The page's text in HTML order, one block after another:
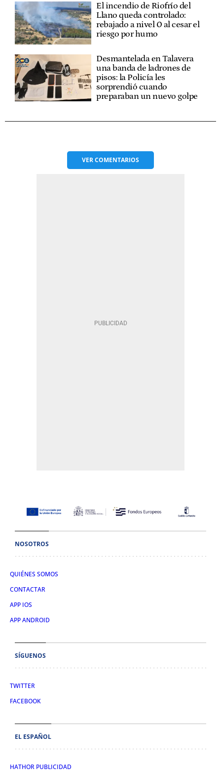
El incendio de Riofrío del
Llano queda controlado:
rebajado a nivel 0 al cesar el
riesgo por humo
Desmantelada en Talavera
una banda de ladrones de
pisos: la Policía les
sorprendió cuando
preparaban un nuevo golpe
VERCOMENTARIOS
NOSOTROS
QUIÉNES SOMOS
CONTACTAR
APP IOS
APP ANDROID
SÍGUENOS
TWITTER
FACEBOOK
EL ESPAÑOL
HATHOR PUBLICIDAD